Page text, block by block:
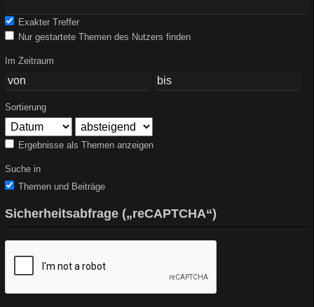
Exakter Treffer
Nur gestartete Themen des Nutzers finden
Im Zeitraum
Sortierung
Ergebnisse als Themen anzeigen
Suche in
Themen und Beiträge
Sicherheitsabfrage („reCAPTCHA“)